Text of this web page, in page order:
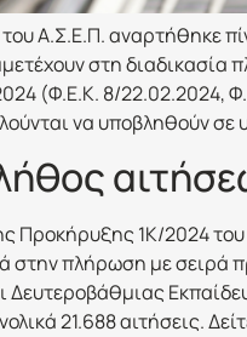
του Α.Σ.Ε.Π. αναρτήθηκε
στη
(Φ.Ε.Κ. 8/22.02.2024,
να υποβληθούν σε
Προκήρυξης 1Κ/2024
πλήρωση με σειρά
Δευτεροβάθμιας
21.688 αιτήσεις.